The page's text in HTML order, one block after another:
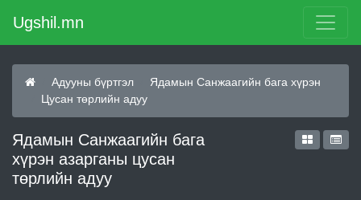
Ugshil.mn
Адууны бүртгэл
Ядамын Санжаагийн бага хүрэн
Цусан төрлийн адуу
Ядамын Санжаагийн бага
хүрэн азарганы цусан
төрлийн адуу